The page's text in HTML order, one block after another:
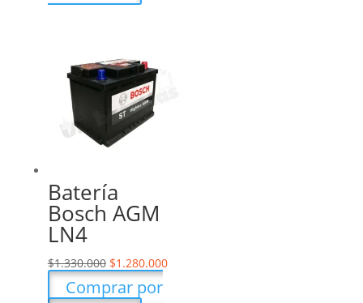
Batería
Bosch AGM
LN4
$1.330.000 $1.280.000
Comprar por